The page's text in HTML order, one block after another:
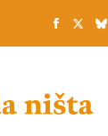
KNJIGE